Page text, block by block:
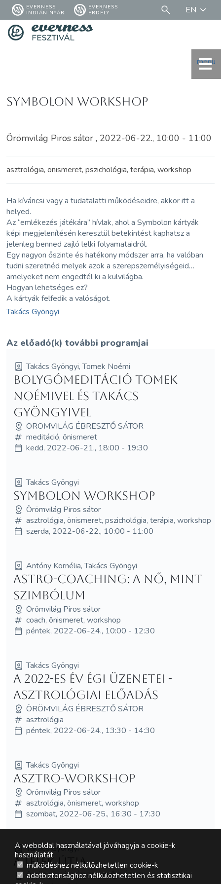
EVERNESS
INDIÁN NYÁR
EVERNESS
ERDÉLY
EN
menü
Symbolon workshop
Örömvilág Piros sátor , 2022-06-22., 10:00 - 11:00
asztrológia, önismeret, pszichológia, terápia, workshop
Ha kíváncsi vagy a tudatalatti működéseidre, akkor itt a
helyed.
Az “emlékezés játékára” hívlak, ahol a Symbolon kártyák
képi megjelenítésén keresztül betekintést kaphatsz a
jelenleg benned zajló lelki folyamataidról.
Egy nagyon őszinte és hatékony módszer arra, ha valóban
tudni szeretnéd melyek azok a szerepszemélyiségeid…
amelyeket nem engedtél ki a külvilágba.
Hogyan lehetséges ez?
A kártyák felfedik a valóságot.
Takács Gyöngyi
Az előadó(k) további programjai
Takács Gyöngyi, Tomek Noémi
Bolygómeditáció Tomek
Noémivel és Takács
Gyöngyivel
ÖRÖMVILÁG ÉBRESZTŐ SÁTOR
meditáció, önismeret
kedd, 2022-06-21., 18:00 - 19:30
Takács Gyöngyi
Symbolon workshop
Örömvilág Piros sátor
asztrológia, önismeret, pszichológia, terápia, workshop
szerda, 2022-06-22., 10:00 - 11:00
Antóny Kornélia, Takács Gyöngyi
Astro-coaching: A nő, mint
szimbólum
Örömvilág Piros sátor
coach, önismeret, workshop
péntek, 2022-06-24., 10:00 - 12:30
Takács Gyöngyi
A 2022-es év égi üzenetei -
asztrológiai előadás
ÖRÖMVILÁG ÉBRESZTŐ SÁTOR
asztrológia
péntek, 2022-06-24., 13:30 - 14:30
Takács Gyöngyi
Asztro-workshop
Örömvilág Piros sátor
asztrológia, önismeret, workshop
szombat, 2022-06-25., 16:30 - 17:30
Takács Gyöngyi
A lélek útja
ÖRÖMVILÁG ÉBRESZTŐ SÁTOR
A weboldal használatával jóváhagyja a cookie-k
használatát.
működéshez nélkülözhetetlen cookie-k
adatbiztonsághoz nélkülözhetetlen és statisztikai